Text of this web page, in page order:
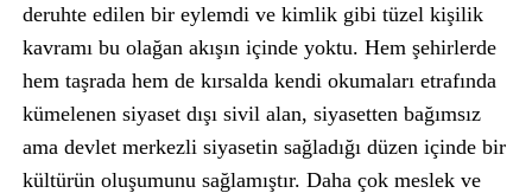
deruhte edilen bir eylemdi ve kimlik gibi tüzel kişilik
kavramı bu olağan akışın içinde yoktu. Hem şehirlerde
hem taşrada hem de kırsalda kendi okumaları etrafında
kümelenen siyaset dışı sivil alan, siyasetten bağımsız
ama devlet merkezli siyasetin sağladığı düzen içinde bir
kültürün oluşumunu sağlamıştır. Daha çok meslek ve